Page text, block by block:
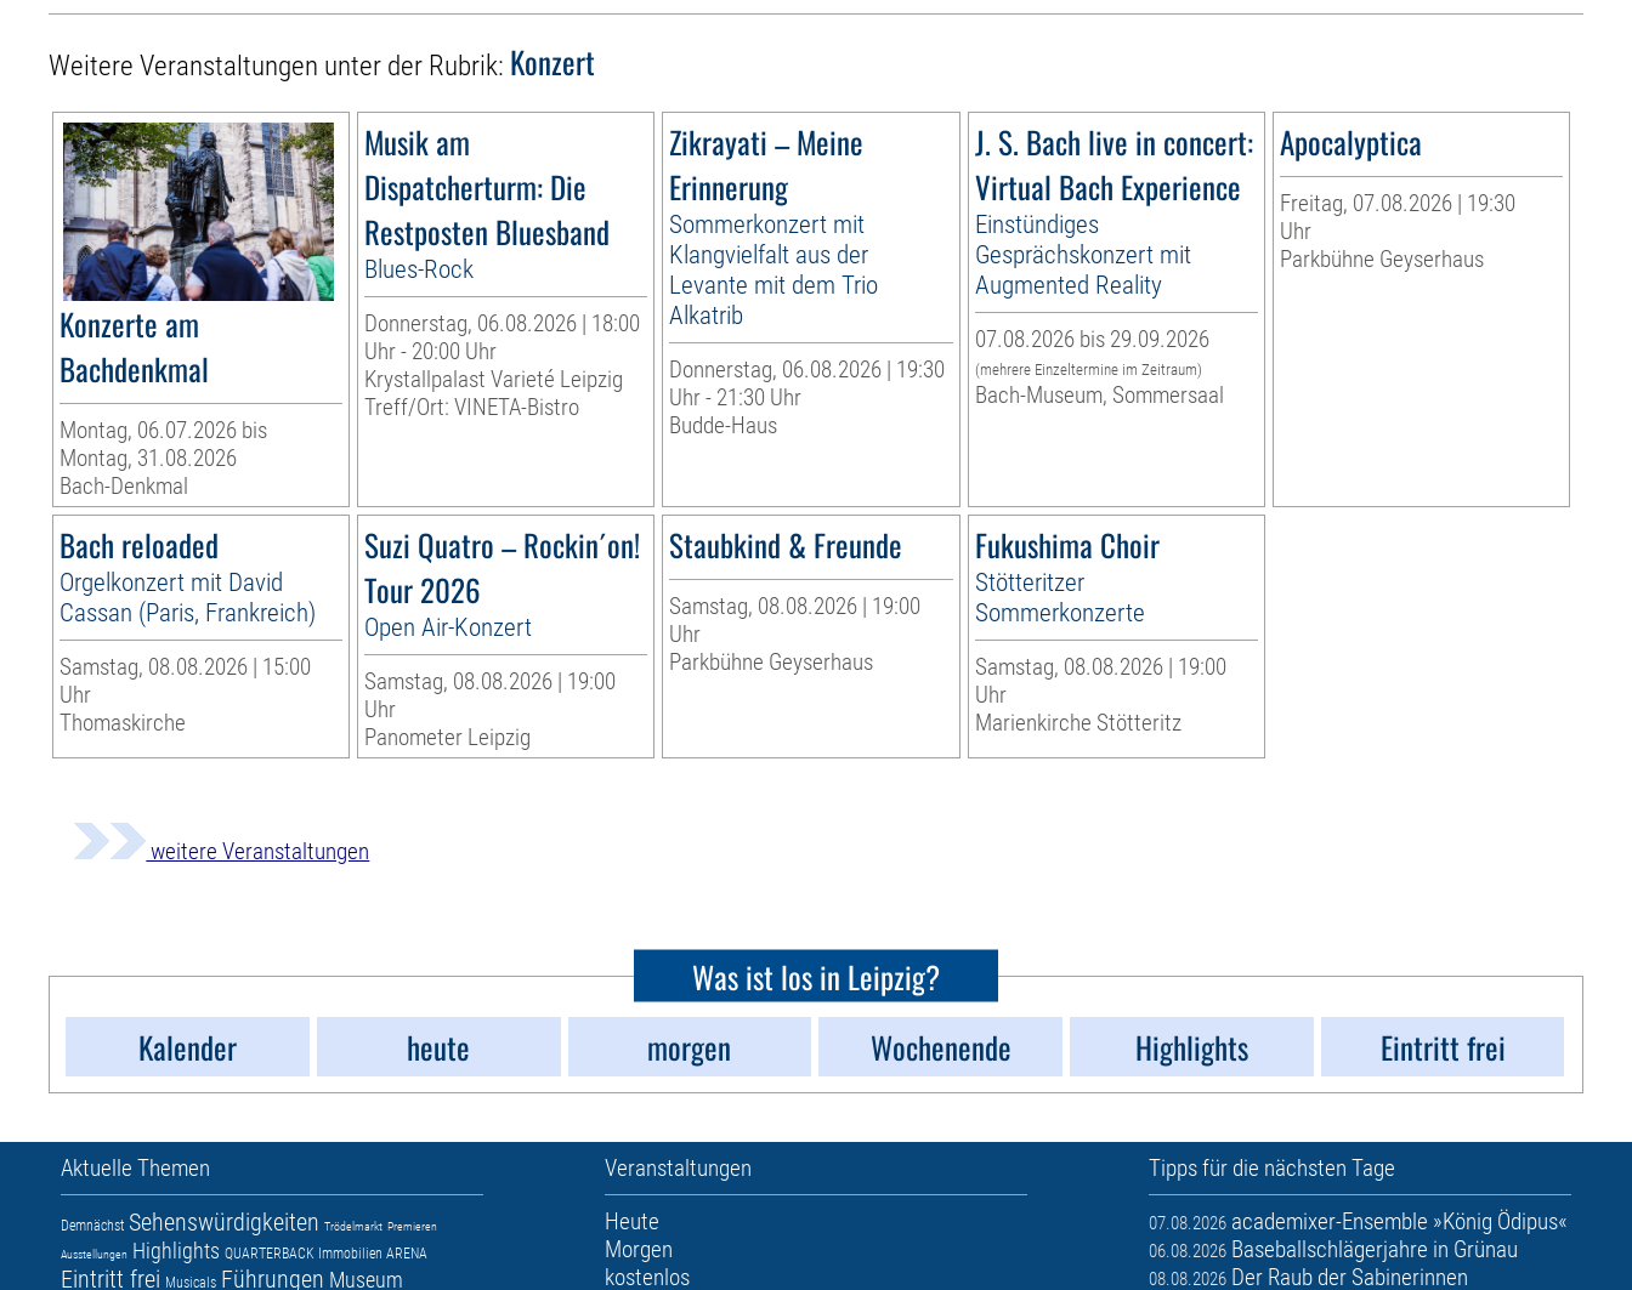
Weitere Veranstaltungen unter der Rubrik: Konzert
Konzerte am
Bachdenkmal
Montag, 06.07.2026 bis
Montag, 31.08.2026
Bach-Denkmal
Musik am
Dispatcherturm: Die
Restposten Bluesband
Blues-Rock
Donnerstag, 06.08.2026 | 18:00
Uhr - 20:00 Uhr
Krystallpalast Varieté Leipzig
Treff/Ort: VINETA-Bistro
Zikrayati – Meine
Erinnerung
Sommerkonzert mit
Klangvielfalt aus der
Levante mit dem Trio
Alkatrib
Donnerstag, 06.08.2026 | 19:30
Uhr - 21:30 Uhr
Budde-Haus
J. S. Bach live in concert:
Virtual Bach Experience
Einstündiges
Gesprächskonzert mit
Augmented Reality
07.08.2026 bis 29.09.2026
(mehrere Einzeltermine im Zeitraum)
Bach-Museum, Sommersaal
Apocalyptica
Freitag, 07.08.2026 | 19:30
Uhr
Parkbühne Geyserhaus
Bach reloaded
Orgelkonzert mit David
Cassan (Paris, Frankreich)
Samstag, 08.08.2026 | 15:00
Uhr
Thomaskirche
Suzi Quatro – Rockin´on!
Tour 2026
Open Air-Konzert
Samstag, 08.08.2026 | 19:00
Uhr
Panometer Leipzig
Staubkind & Freunde
Samstag, 08.08.2026 | 19:00
Uhr
Parkbühne Geyserhaus
Fukushima Choir
Stötteritzer
Sommerkonzerte
Samstag, 08.08.2026 | 19:00
Uhr
Marienkirche Stötteritz
weitere Veranstaltungen
Was ist los in Leipzig?
Kalender
heute morgen Wochenende Highlights Eintritt frei
Aktuelle Themen
Demnächst Sehenswürdigkeiten Trödelmarkt Premieren
Ausstellungen Highlights QUARTERBACK Immobilien ARENA
Eintritt frei Musicals Führungen Museum
Veranstaltungen
Heute
Morgen
kostenlos
Tipps für die nächsten Tage
07.08.2026 academixer-Ensemble »König Ödipus«
06.08.2026 Baseballschlägerjahre in Grünau
08.08.2026 Der Raub der Sabinerinnen